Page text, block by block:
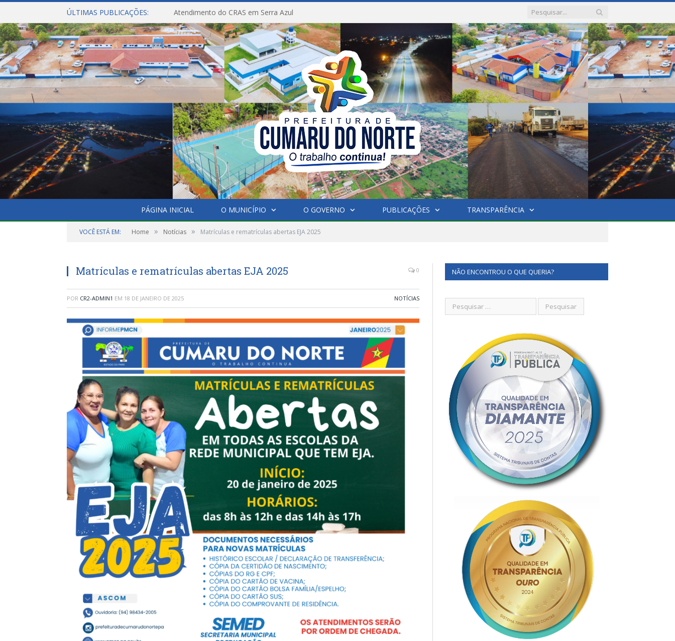
ÚLTIMAS PUBLICAÇÕES: Rede de energia nova Setor Vicente Temponi
PÁGINA INICIAL O MUNICÍPIO O GOVERNO PUBLICAÇÕES TRANSPARÊNCIA
VOCÊ ESTÁ EM: Home » Notícias » Matrículas e rematrículas abertas EJA 2025
Matrículas e rematrículas abertas EJA 2025 0
POR CR2-ADMIN1 EM 18 DE JANEIRO DE 2025 NOTÍCIAS
NÃO ENCONTROU O QUE QUERIA?